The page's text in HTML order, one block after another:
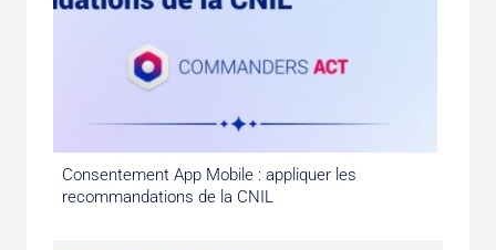
Consentement App Mobile : appliquer les
recommandations de la CNIL